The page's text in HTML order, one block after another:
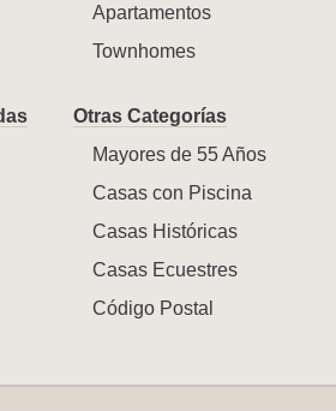
Apartamentos
Townhomes
Otras Categorías
Mayores de 55 Años
Casas con Piscina
Casas Históricas
Casas Ecuestres
Código Postal